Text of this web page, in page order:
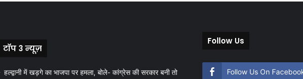
टॉप 3 न्यूज़
हल्द्वानी में खड़गे का भाजपा पर हमला, बोले- कांग्रेस की सरकार बनी तो
Follow Us
Follow Us On